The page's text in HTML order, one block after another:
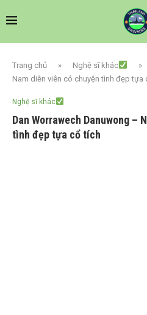
Trang chủ » Nghệ sĩ khác »
Nam diễn viên có chuyện tình đẹp tựa
Nghệ sĩ khác
Dan Worrawech Danuwong –
tình đẹp tựa cổ tích